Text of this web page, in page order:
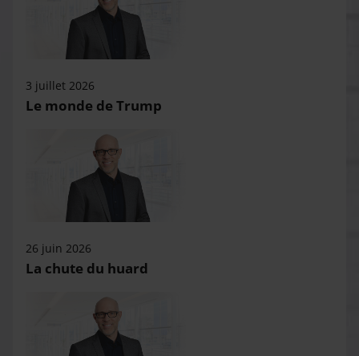
3 juillet 2026
Le monde de Trump
26 juin 2026
La chute du huard